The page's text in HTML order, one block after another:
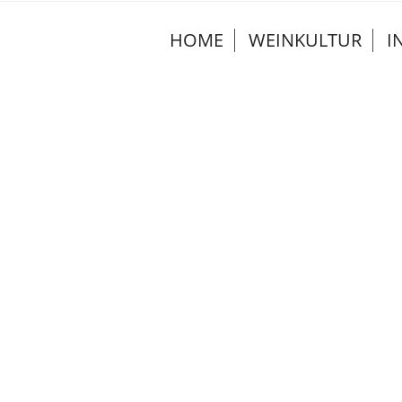
HOME WEINKULTUR